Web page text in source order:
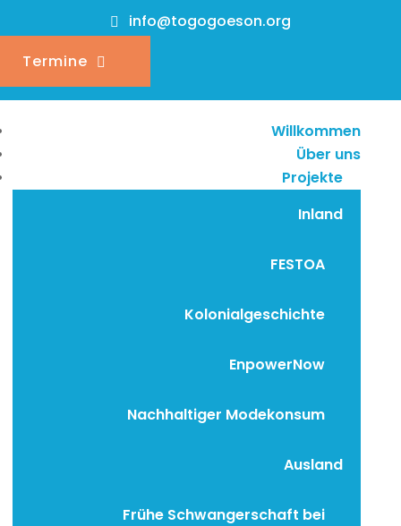
info@togogoeson.org
Termine
Willkommen
Über uns
Projekte
Inland
FESTOA
Kolonialgeschichte
EnpowerNow
Nachhaltiger Modekonsum
Ausland
Frühe Schwangerschaft bei